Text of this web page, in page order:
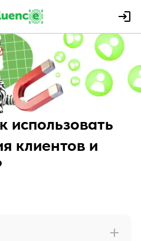
использовать
клиентов и